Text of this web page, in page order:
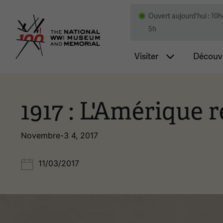
Musée national et
Ouvert aujourd'hui :
5h
Visiter
1917 :
Novembre-3 4, 2017
11/03/2017